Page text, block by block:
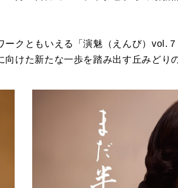
クともいえる「演魅（えんび）vol.
けた新たな一歩を踏み出す丘みどり